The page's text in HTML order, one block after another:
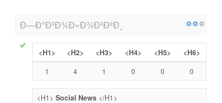
Ð—Ð°Ð³Ð¾Ð»Ð¾Ð²ÐºÐ¸
<H1> <H2> <H3> <H4> <H5>
<H6>
1
4 1 0 0 0
<H1> Social News </H1>